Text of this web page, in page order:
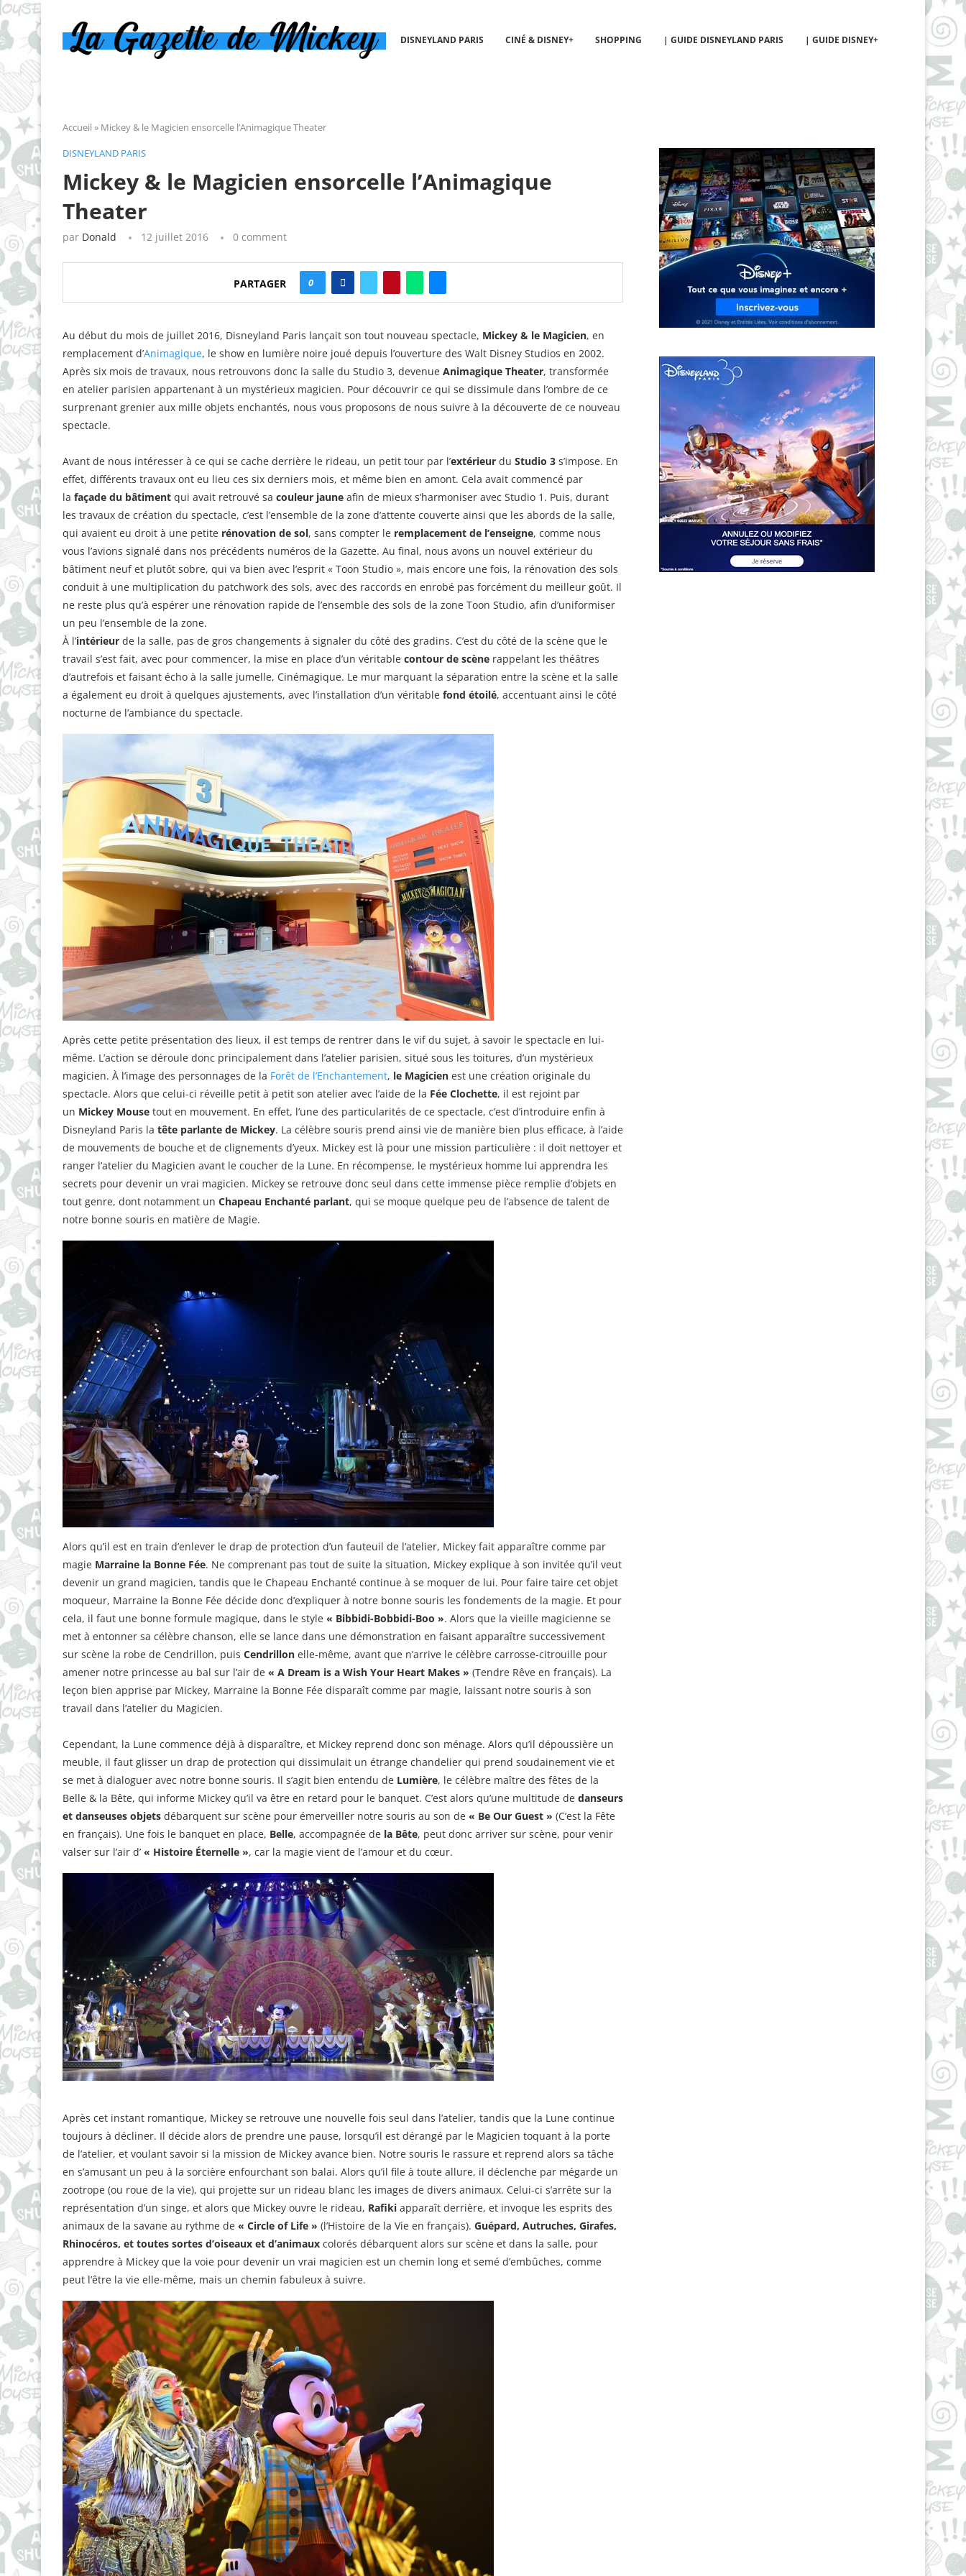
DISNEYLAND PARIS CINÉ & DISNEY+ SHOPPING | GUIDE DISNEYLAND PARIS | GUIDE DISNEY+
Accueil » Mickey & le Magicien ensorcelle l’Animagique Theater
DISNEYLAND PARIS
Mickey & le Magicien ensorcelle l’Animagique
Theater
par Donald 12 juillet 2016 0 comment
PARTAGER 0
Au début du mois de juillet 2016, Disneyland Paris lançait son tout nouveau spectacle, Mickey & le Magicien, en
remplacement d’Animagique, le show en lumière noire joué depuis l’ouverture des Walt Disney Studios en 2002.
Après six mois de travaux, nous retrouvons donc la salle du Studio 3, devenue Animagique Theater, transformée
en atelier parisien appartenant à un mystérieux magicien. Pour découvrir ce qui se dissimule dans l’ombre de ce
surprenant grenier aux mille objets enchantés, nous vous proposons de nous suivre à la découverte de ce nouveau
spectacle.
Avant de nous intéresser à ce qui se cache derrière le rideau, un petit tour par l’extérieur du Studio 3 s’impose. En
effet, différents travaux ont eu lieu ces six derniers mois, et même bien en amont. Cela avait commencé par
la façade du bâtiment qui avait retrouvé sa couleur jaune afin de mieux s’harmoniser avec Studio 1. Puis, durant
les travaux de création du spectacle, c’est l’ensemble de la zone d’attente couverte ainsi que les abords de la salle,
qui avaient eu droit à une petite rénovation de sol, sans compter le remplacement de l’enseigne, comme nous
vous l’avions signalé dans nos précédents numéros de la Gazette. Au final, nous avons un nouvel extérieur du
bâtiment neuf et plutôt sobre, qui va bien avec l’esprit « Toon Studio », mais encore une fois, la rénovation des sols
conduit à une multiplication du patchwork des sols, avec des raccords en enrobé pas forcément du meilleur goût. Il
ne reste plus qu’à espérer une rénovation rapide de l’ensemble des sols de la zone Toon Studio, afin d’uniformiser
un peu l’ensemble de la zone.
À l’intérieur de la salle, pas de gros changements à signaler du côté des gradins. C’est du côté de la scène que le
travail s’est fait, avec pour commencer, la mise en place d’un véritable contour de scène rappelant les théâtres
d’autrefois et faisant écho à la salle jumelle, Cinémagique. Le mur marquant la séparation entre la scène et la salle
a également eu droit à quelques ajustements, avec l’installation d’un véritable fond étoilé, accentuant ainsi le côté
nocturne de l’ambiance du spectacle.
Après cette petite présentation des lieux, il est temps de rentrer dans le vif du sujet, à savoir le spectacle en lui-
même. L’action se déroule donc principalement dans l’atelier parisien, situé sous les toitures, d’un mystérieux
magicien. À l’image des personnages de la Forêt de l’Enchantement, le Magicien est une création originale du
spectacle. Alors que celui-ci réveille petit à petit son atelier avec l’aide de la Fée Clochette, il est rejoint par
un Mickey Mouse tout en mouvement. En effet, l’une des particularités de ce spectacle, c’est d’introduire enfin à
Disneyland Paris la tête parlante de Mickey. La célèbre souris prend ainsi vie de manière bien plus efficace, à l’aide
de mouvements de bouche et de clignements d’yeux. Mickey est là pour une mission particulière : il doit nettoyer et
ranger l’atelier du Magicien avant le coucher de la Lune. En récompense, le mystérieux homme lui apprendra les
secrets pour devenir un vrai magicien. Mickey se retrouve donc seul dans cette immense pièce remplie d’objets en
tout genre, dont notamment un Chapeau Enchanté parlant, qui se moque quelque peu de l’absence de talent de
notre bonne souris en matière de Magie.
Alors qu’il est en train d’enlever le drap de protection d’un fauteuil de l’atelier, Mickey fait apparaître comme par
magie Marraine la Bonne Fée. Ne comprenant pas tout de suite la situation, Mickey explique à son invitée qu’il veut
devenir un grand magicien, tandis que le Chapeau Enchanté continue à se moquer de lui. Pour faire taire cet objet
moqueur, Marraine la Bonne Fée décide donc d’expliquer à notre bonne souris les fondements de la magie. Et pour
cela, il faut une bonne formule magique, dans le style « Bibbidi-Bobbidi-Boo ». Alors que la vieille magicienne se
met à entonner sa célèbre chanson, elle se lance dans une démonstration en faisant apparaître successivement
sur scène la robe de Cendrillon, puis Cendrillon elle-même, avant que n’arrive le célèbre carrosse-citrouille pour
amener notre princesse au bal sur l’air de « A Dream is a Wish Your Heart Makes » (Tendre Rêve en français). La
leçon bien apprise par Mickey, Marraine la Bonne Fée disparaît comme par magie, laissant notre souris à son
travail dans l’atelier du Magicien.
Cependant, la Lune commence déjà à disparaître, et Mickey reprend donc son ménage. Alors qu’il dépoussière un
meuble, il faut glisser un drap de protection qui dissimulait un étrange chandelier qui prend soudainement vie et
se met à dialoguer avec notre bonne souris. Il s’agit bien entendu de Lumière, le célèbre maître des fêtes de la
Belle & la Bête, qui informe Mickey qu’il va être en retard pour le banquet. C’est alors qu’une multitude de danseurs
et danseuses objets débarquent sur scène pour émerveiller notre souris au son de « Be Our Guest » (C’est la Fête
en français). Une fois le banquet en place, Belle, accompagnée de la Bête, peut donc arriver sur scène, pour venir
valser sur l’air d’ « Histoire Éternelle », car la magie vient de l’amour et du cœur.
Après cet instant romantique, Mickey se retrouve une nouvelle fois seul dans l’atelier, tandis que la Lune continue
toujours à décliner. Il décide alors de prendre une pause, lorsqu’il est dérangé par le Magicien toquant à la porte
de l’atelier, et voulant savoir si la mission de Mickey avance bien. Notre souris le rassure et reprend alors sa tâche
en s’amusant un peu à la sorcière enfourchant son balai. Alors qu’il file à toute allure, il déclenche par mégarde un
zootrope (ou roue de la vie), qui projette sur un rideau blanc les images de divers animaux. Celui-ci s’arrête sur la
représentation d’un singe, et alors que Mickey ouvre le rideau, Rafiki apparaît derrière, et invoque les esprits des
animaux de la savane au rythme de « Circle of Life » (l’Histoire de la Vie en français). Guépard, Autruches, Girafes,
Rhinocéros, et toutes sortes d’oiseaux et d’animaux colorés débarquent alors sur scène et dans la salle, pour
apprendre à Mickey que la voie pour devenir un vrai magicien est un chemin long et semé d’embûches, comme
peut l’être la vie elle-même, mais un chemin fabuleux à suivre.